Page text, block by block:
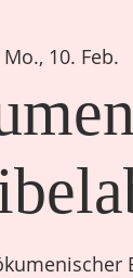
Mo., 10. Feb.